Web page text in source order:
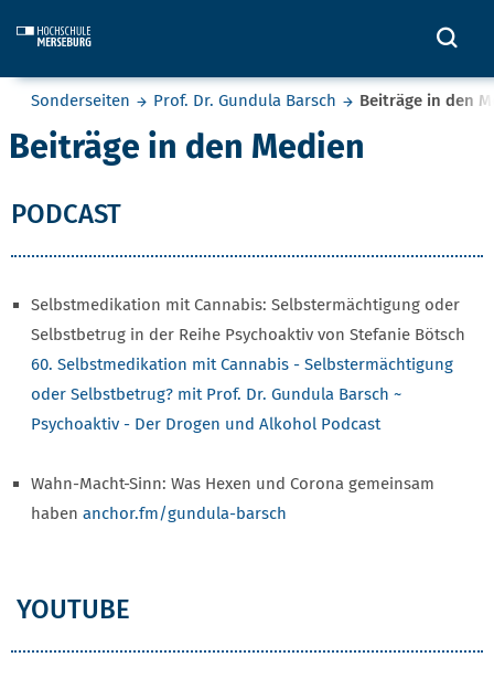
Sie befinden sich hier:
Sonderseiten Prof. Dr. Gundula Barsch Beiträge in den
Beiträge in den Medien
PODCAST
Selbstmedikation mit Cannabis: Selbstermächtigung oder
Selbstbetrug in der Reihe Psychoaktiv von Stefanie Bötsch
60. Selbstmedikation mit Cannabis - Selbstermächtigung
oder Selbstbetrug? mit Prof. Dr. Gundula Barsch ~
Psychoaktiv - Der Drogen und Alkohol Podcast
Wahn-Macht-Sinn: Was Hexen und Corona gemeinsam
haben anchor.fm/gundula-barsch
YOUTUBE